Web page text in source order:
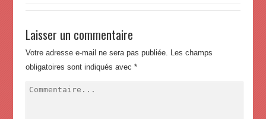
Laisser un commentaire
Votre adresse e-mail ne sera pas publiée. Les champs
obligatoires sont indiqués avec *